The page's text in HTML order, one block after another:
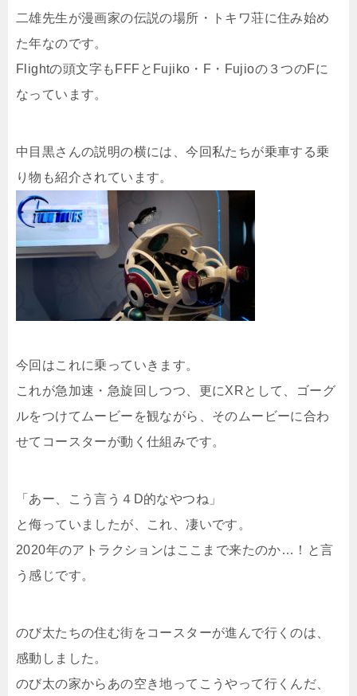
二雄先生が漫画家の伝説の場所・トキワ荘に住み始め
た年なのです。
Flightの頭文字もFFFとFujiko・F・Fujioの３つのFに
なっています。
中目黒さんの説明の横には、今回私たちが乗車する乗
り物も紹介されています。
今回はこれに乗っていきます。
これが急加速・急旋回しつつ、更にXRとして、ゴーグ
ルをつけてムービーを観ながら、そのムービーに合わ
せてコースターが動く仕組みです。
「あー、こう言う４D的なやつね」
と侮っていましたが、これ、凄いです。
2020年のアトラクションはここまで来たのか…！と言
う感じです。
のび太たちの住む街をコースターが進んで行くのは、
感動しました。
のび太の家からあの空き地ってこうやって行くんだ、